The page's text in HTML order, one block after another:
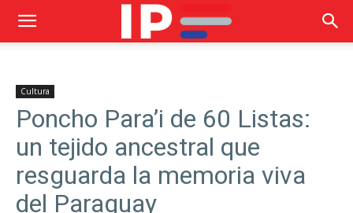
Cultura
Poncho Para’i de 60 Listas:
un tejido ancestral que
resguarda la memoria viva
del Paraguay